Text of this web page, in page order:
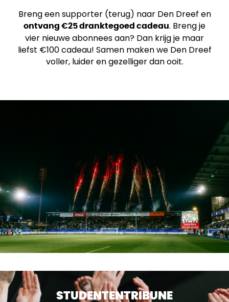
Breng een supporter (terug) naar Den Dreef en
ontvang €25 dranktegoed cadeau. Breng je
vier nieuwe abonnees aan? Dan krijg je maar
liefst €100 cadeau! Samen maken we Den Dreef
voller, luider en gezelliger dan ooit.
STUDENTENTRIBUNE